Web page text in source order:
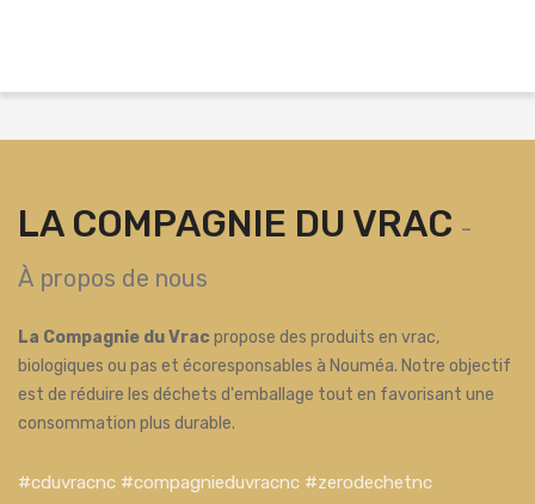
LA COMPAGNIE DU VRAC -
À propos de nous
La Compagnie du Vrac propose des produits en vrac,
biologiques ou pas et écoresponsables à Nouméa. Notre objectif
est de réduire les déchets d'emballage tout en favorisant une
consommation plus durable.
#cduvracnc #compagnieduvracnc #zerodechetnc